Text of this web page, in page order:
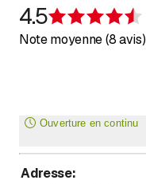
4.5
Note moyenne (8 avis)
Ouverture en continu
Lundi
Adresse: